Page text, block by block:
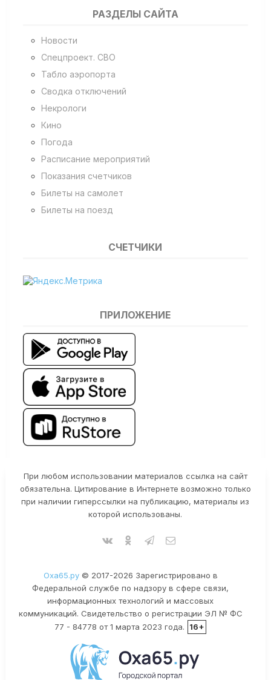
РАЗДЕЛЫ САЙТА
Новости
Спецпроект. СВО
Табло аэропорта
Сводка отключений
Некрологи
Кино
Погода
Расписание мероприятий
Показания счетчиков
Билеты на самолет
Билеты на поезд
СЧЕТЧИКИ
ПРИЛОЖЕНИЕ
При любом использовании материалов ссылка на сайт
обязательна. Цитирование в Интернете возможно только
при наличии гиперссылки на публикацию, материалы из
которой использованы.
Оха65.ру© 2017-2026 Зарегистрировано в
Федеральной службе по надзору в сфере связи,
информационных технологий и массовых
коммуникаций. Свидетельство о регистрации ЭЛ № ФС
77 - 84778 от 1 марта 2023 года.
16+